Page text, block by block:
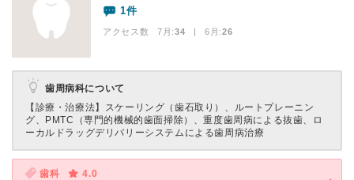
1件
アクセス数 7月:34 | 6月:26
歯周病科について
【診療・治療法】 スケーリング（歯石取り）、ルートプレーニン
グ、PMTC（専門的機械的歯面掃除）、重度歯周病による抜歯、ロ
ーカルドラッグデリバリーシステムによる歯周病治療
歯科
4.0